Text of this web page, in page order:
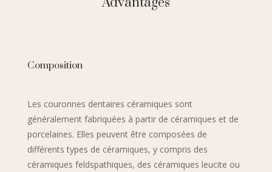
Composition
Les couronnes dentaires céramiques sont
généralement fabriquées à partir de céramiques et de
porcelaines. Elles peuvent être composées de
différents types de céramiques, y compris des
céramiques feldspathiques, des céramiques leucite ou